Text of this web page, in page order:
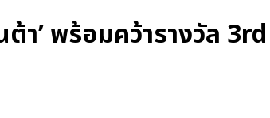
า’ พร้อมคว้ารางวัล